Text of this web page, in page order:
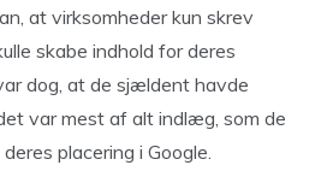
at virksomheder kun skrev
skabe indhold for deres
dog, at de sjældent havde
var mest af alt indlæg, som de
placering i Google.